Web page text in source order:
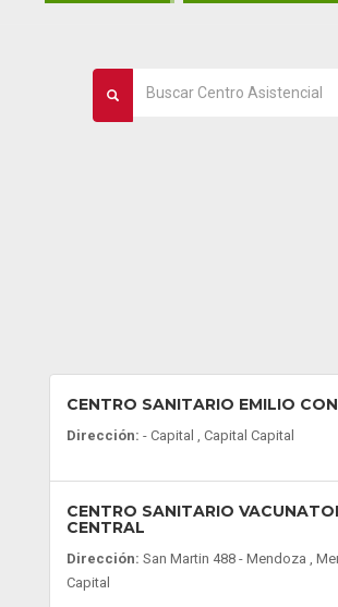
CENTRO SANITARIO EMILIO
Dirección: - Capital , Capital Capital
CENTRO SANITARIO
CENTRAL
Dirección: San Martin 488 - Mendoza ,
Capital